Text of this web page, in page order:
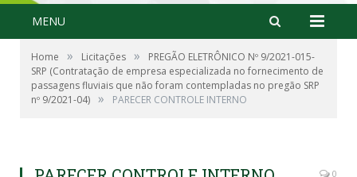
MENU
Home » Licitações »
PREGÃO ELETRÔNICO Nº 9/2021-015-
SRP (Contratação de empresa especializada no fornecimento de
passagens fluviais que não foram contempladas no pregão SRP
nº 9/2021-04) » PARECER CONTROLE INTERNO
0